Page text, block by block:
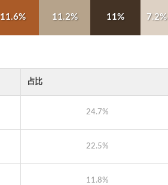
11.6% 11.2% 11% 7.2%
占比
24.7%
22.5%
11.8%